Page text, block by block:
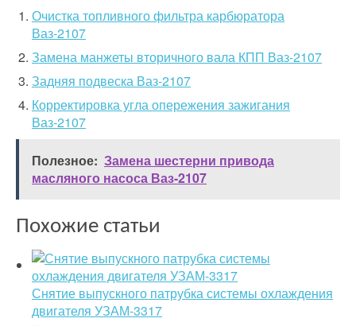
Очистка топливного фильтра карбюратора
Ваз-2107
Замена манжеты вторичного вала КПП Ваз-2107
Задняя подвеска Ваз-2107
Корректировка угла опережения зажигания
Ваз-2107
Полезное: Замена шестерни привода
масляного насоса Ваз-2107
Похожие статьи
Снятие выпускного патрубка системы охлаждения
двигателя УЗАМ-3317